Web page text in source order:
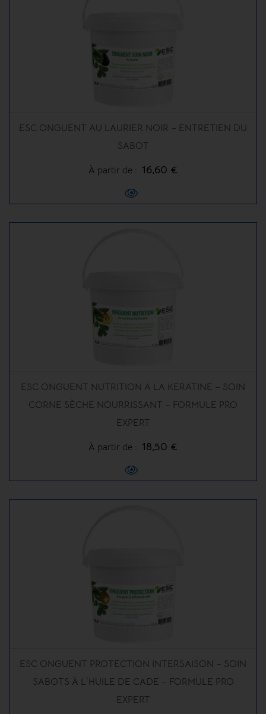
ESC ONGUENT AU LAURIER NOIR – ENTRETIEN DU
SABOT
À partir de : 16,60 €
ESC ONGUENT NUTRITION A LA KERATINE – SOIN
CORNE SÈCHE NOURRISSANT – FORMULE PRO
EXPERT
À partir de : 18,50 €
ESC ONGUENT PROTECTION INTERSAISON – SOIN
SABOTS À L´HUILE DE CADE – FORMULE PRO
EXPERT